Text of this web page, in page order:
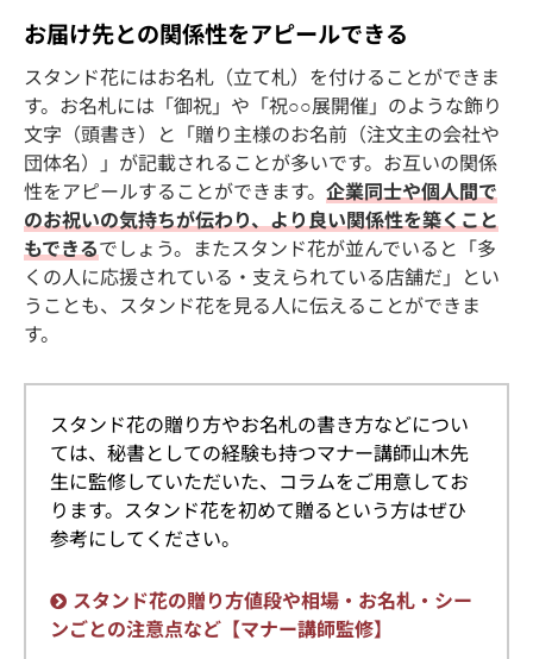
お届け先との関係性をアピールできる
スタンド花にはお名札（立て札）を付けることができま
す。お名札には「御祝」や「祝○○展開催」のような飾り
文字（頭書き）と「贈り主様のお名前（注文主の会社や
団体名）」が記載されることが多いです。お互いの関係
性をアピールすることができます。 企業同士や個人間で
のお祝いの気持ちが伝わり、より良い関係性を築くこと
もできるでしょう。またスタンド花が並んでいると「多
くの人に応援されている・支えられている店舗だ」とい
うことも、スタンド花を見る人に伝えることができま
す。
スタンド花の贈り方やお名札の書き方などについ
ては、秘書としての経験も持つマナー講師山木先
生に監修していただいた、コラムをご用意してお
ります。スタンド花を初めて贈るという方はぜひ
参考にしてください。
スタンド花の贈り方値段や相場・お名札・シー
ンごとの注意点など【マナー講師監修】